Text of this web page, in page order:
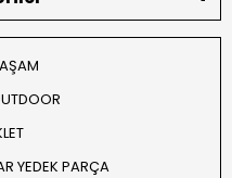
YEDEK PARÇA